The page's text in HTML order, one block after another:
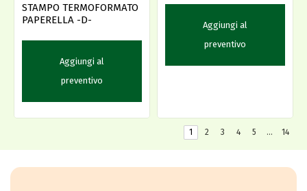
STAMPO TERMOFORMATO
PAPERELLA -D-
Aggiungi al
preventivo
Aggiungi al
preventivo
1 2 3 4 5 … 14